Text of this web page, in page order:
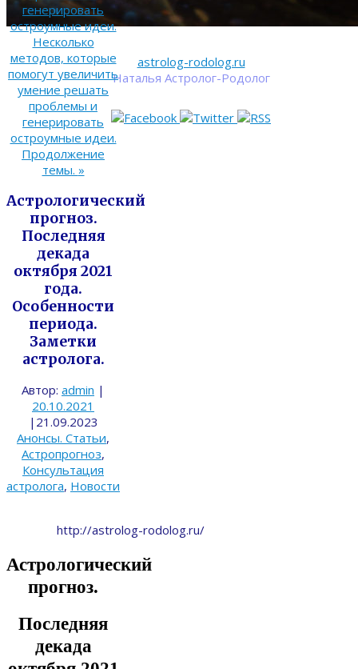
astrolog-rodolog.ru
Наталья Астролог-Родолог
генерировать
остроумные идеи.
Несколько
методов, которые
помогут увеличить
умение решать
проблемы и
генерировать
остроумные идеи.
Продолжение
темы. »
Астрологический
прогноз.
Последняя
декада
октября 2021
года.
Особенности
периода.
Заметки
астролога.
Автор: admin |
20.10.2021
| 21.09.2023
Анонсы. Статьи,
Астропрогноз,
Консультация
астролога, Новости
http://astrolog-rodolog.ru/
Астрологический
прогноз.
Последняя
декада